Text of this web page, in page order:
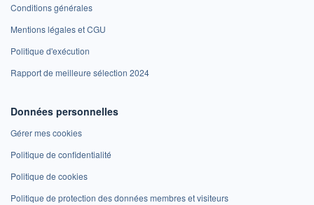
Conditions générales
Mentions légales et CGU
Politique d'exécution
Rapport de meilleure sélection 2024
Données personnelles
Gérer mes cookies
Politique de confidentialité
Politique de cookies
Politique de protection des données membres et visiteurs